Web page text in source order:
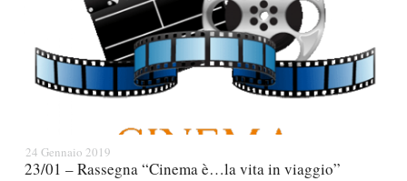
24 Gennaio 2019
23/01 – Rassegna “Cinema è…la vita in viaggio”